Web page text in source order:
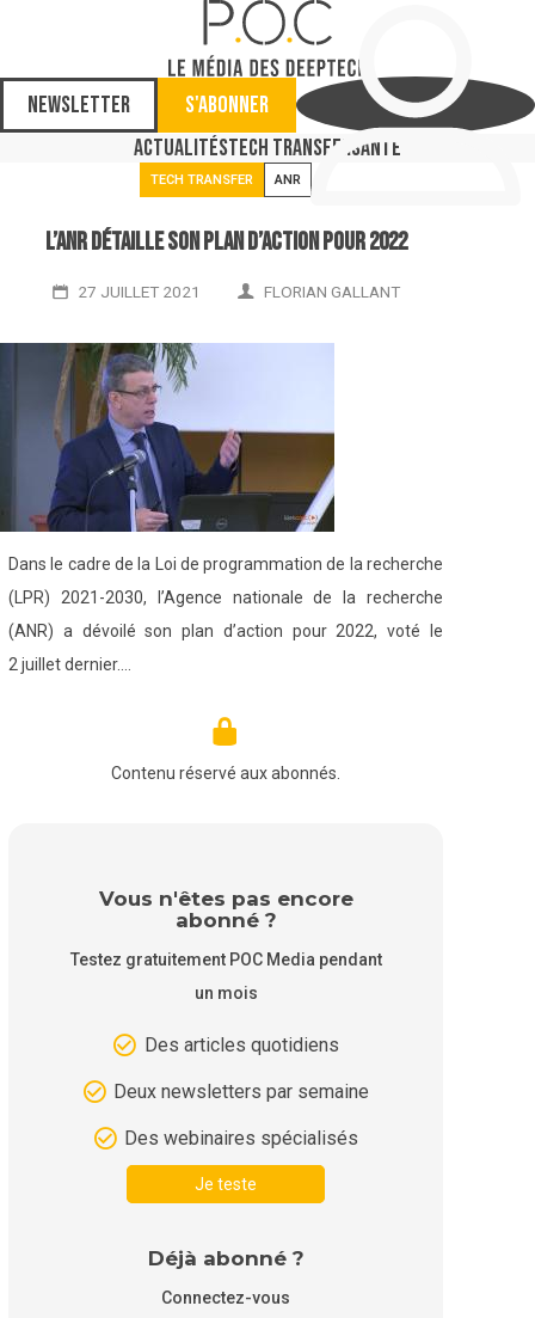
Newsletter
S'abonner
ActualitésTech TransferSanté
TECH TRANSFER ANR
L’ANR détaille son plan d’action pour 2022
27 JUILLET 2021 FLORIAN GALLANT
Dans le cadre de la Loi de programmation de la recherche
(LPR) 2021-2030, l’Agence nationale de la recherche
(ANR) a dévoilé son plan d’action pour 2022, voté le
2 juillet dernier.…
Contenu réservé aux abonnés.
Vous n'êtes pas encore
abonné ?
Testez gratuitement POC Media pendant
un mois
Des articles quotidiens
Deux newsletters par semaine
Des webinaires spécialisés
Je teste
Déjà abonné ?
Connectez-vous